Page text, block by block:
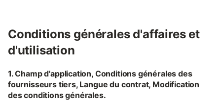
Conditions générales d'affaires et
d'utilisation
1. Champ d'application, Conditions générales des
fournisseurs tiers, Langue du contrat, Modification
des conditions générales.